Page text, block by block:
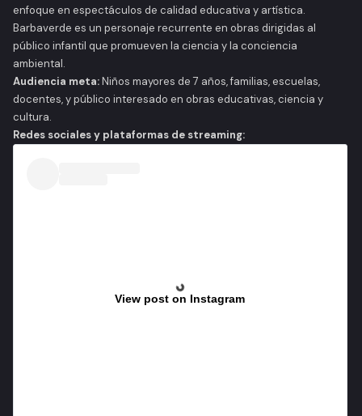
enfoque en espectáculos de calidad educativa y artística.
Barbaverde es un personaje recurrente en obras dirigidas al
público infantil que promueven la ciencia y la conciencia
ambiental.
Audiencia meta:Niños mayores de 7 años, familias, escuelas,
docentes, y público interesado en obras educativas, ciencia y
cultura.
Redes sociales y plataformas de streaming:
View post on Instagram